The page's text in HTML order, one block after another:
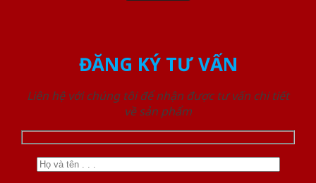
ĐĂNG KÝ TƯ VẤN
Liên hệ với chúng tôi để nhận được tư vấn chi tiết
về sản phẩm